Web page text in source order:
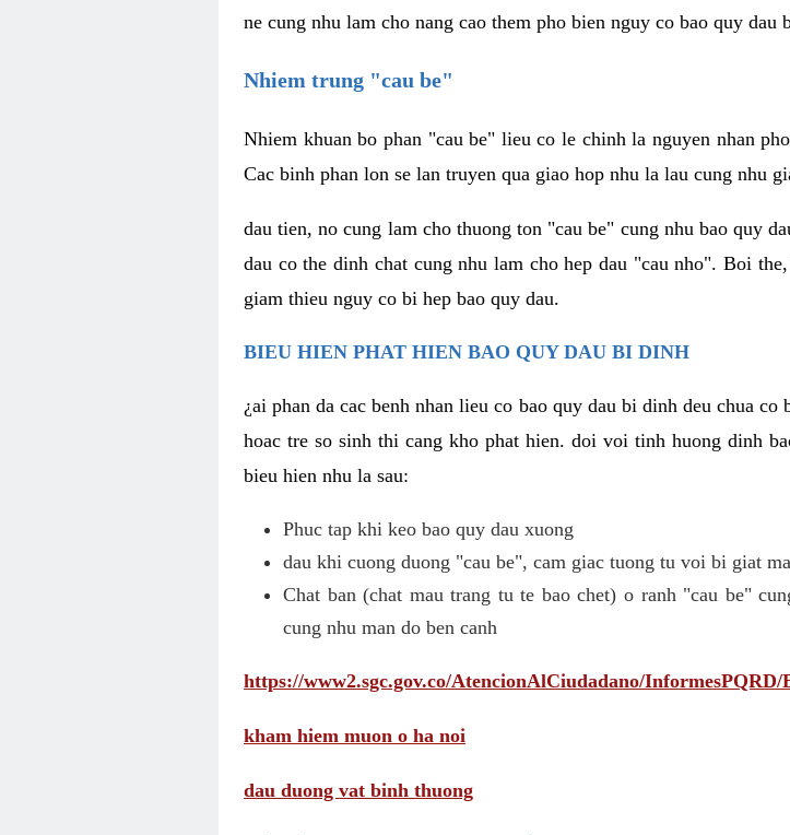
ne cung nhu lam cho nang cao them pho bien nguy co bao quy dau
Nhiem trung "cau be"
Nhiem khuan bo phan "cau be" lieu co le chinh la nguyen nhan
Cac binh phan lon se lan truyen qua giao hop nhu la lau cung nhu
dau tien, no cung lam cho thuong ton "cau be" cung nhu bao quy
dau co the dinh chat cung nhu lam cho hep dau "cau nho". Boi
giam thieu nguy co bi hep bao quy dau.
BIEU HIEN PHAT HIEN BAO QUY DAU BI DINH
¿ai phan da cac benh nhan lieu co bao quy dau bi dinh deu chua
hoac tre so sinh thi cang kho phat hien. doi voi tinh huong dinh
bieu hien nhu la sau:
Phuc tap khi keo bao quy dau xuong
dau khi cuong duong "cau be", cam giac tuong tu voi bi giat
Chat ban (chat mau trang tu te bao chet) o ranh "cau be"
cung nhu man do ben canh
https://www2.sgc.gov.co/AtencionAlCiudadano/
kham hiem muon o ha noi
dau duong vat binh thuong